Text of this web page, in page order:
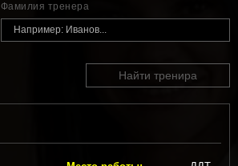
Фамилия тренера
Найти тренира